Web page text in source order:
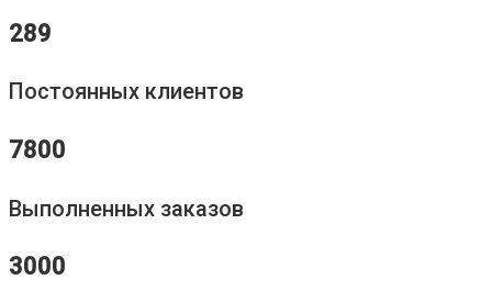
289
Постоянных клиентов
7800
Выполненных заказов
3000